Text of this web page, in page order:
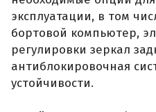
эксплуатации, в том
бортовой компьютер,
регулировки зеркал
антиблокировочная
устойчивости.